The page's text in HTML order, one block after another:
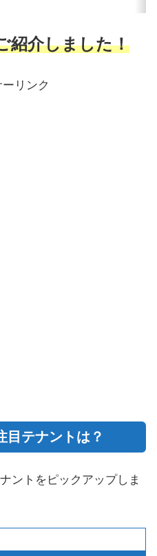
紹介しました！
リンク
目テナントは？
ントをピックアップしま